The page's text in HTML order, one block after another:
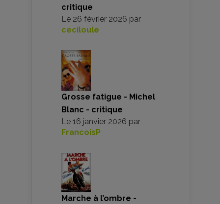
critique
Le 26 février 2026 par
ceciloule
Grosse fatigue - Michel
Blanc - critique
Le 16 janvier 2026 par
FrancoisP
Marche à l’ombre -